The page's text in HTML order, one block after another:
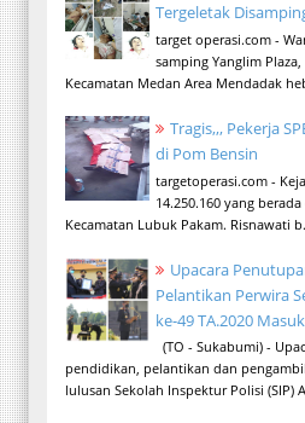
Tergeletak
target operasi.com -
samping Yanglim
Kecamatan Medan Area Mendadak
Tragis,,, Pekerja
di Pom Bensin
targetoperasi.com -
14.250.160 yang berada
Kecamatan Lubuk Pakam. Risnawati
Upacara
Pelantikan Perwira
ke-49 TA.2020
(TO - Sukabumi) -
pendidikan, pelantikan dan
lulusan Sekolah Inspektur Polisi (SIP)